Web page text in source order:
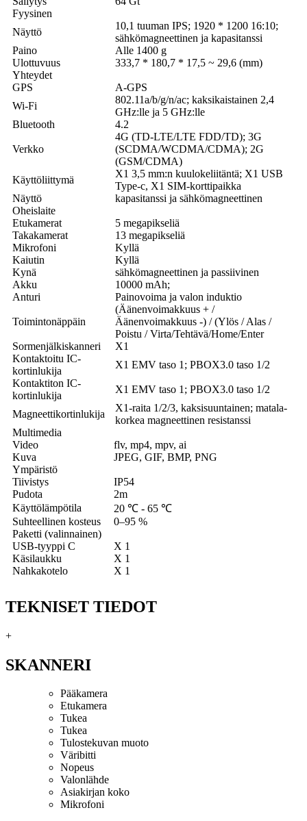
Fyysinen
Näyttö
10,1 tuuman IPS; 1920 * 1200 16:10;
sähkömagneettinen ja kapasitanssi
Paino
Alle 1400 g
Ulottuvuus
333,7 * 180,7 * 17,5 ~ 29,6 (mm)
Yhteydet
GPS
A-GPS
Wi-Fi
802.11a/b/g/n/ac; kaksikaistainen 2,4
GHz:lle ja 5 GHz:lle
Bluetooth
4.2
Verkko
4G (TD-LTE/LTE FDD/TD); 3G
(SCDMA/WCDMA/CDMA); 2G ​​
(GSM/CDMA)
Käyttöliittymä
X1 3,5 mm:n kuulokeliitäntä; X1 USB
Type-c, X1 SIM-korttipaikka
Näyttö
kapasitanssi ja sähkömagneettinen
Oheislaite
Etukamerat
5 megapikseliä
Takakamerat
13 megapikseliä
Mikrofoni
Kyllä
Kaiutin
Kyllä
Kynä
sähkömagneettinen ja passiivinen
Akku
10000 mAh;
Anturi
Painovoima ja valon induktio
Toimintonäppäin
(Äänenvoimakkuus + /
Äänenvoimakkuus -) / (Ylös / Alas /
Poistu / Virta/Tehtävä/Home/Enter
Sormenjälkiskanneri
X1
Kontaktoitu IC-
kortinlukija
X1 EMV taso 1; PBOX3.0 taso 1/2
Kontaktiton IC-
kortinlukija
X1 EMV taso 1; PBOX3.0 taso 1/2
Magneettikortinlukija
X1-raita 1/2/3, kaksisuuntainen; matala-
korkea magneettinen resistanssi
Multimedia
Video
flv, mp4, mpv, ai
Kuva
JPEG, GIF, BMP, PNG
Ympäristö
Tiivistys
IP54
Pudota
2m
Käyttölämpötila
20 ℃ - 65 ℃
Suhteellinen kosteus
0–95 %
Paketti (valinnainen)
USB-tyyppi C
X 1
Käsilaukku
X 1
Nahkakotelo
X 1
TEKNISET TIEDOT
+
SKANNERI
Pääkamera
Etukamera
Tukea
Tukea
Tulostekuvan muoto
Väribitti
Nopeus
Valonlähde
Asiakirjan koko
Mikrofoni